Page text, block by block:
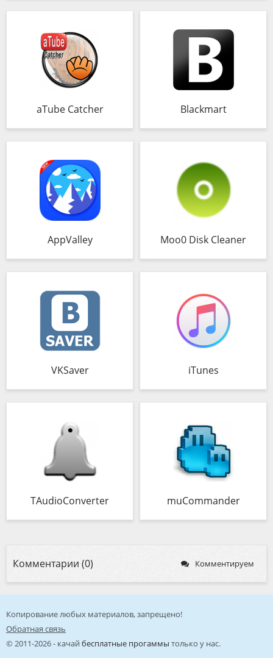
aTube Catcher Blackmart
AppValley Moo0 Disk Cleaner
VKSaver iTunes
TAudioConverter muCommander
Комментарии (0) Комментируем
Копирование любых материалов, запрещено!
Обратная связь
© 2011-2026 - качай бесплатные прогаммы только у нас.